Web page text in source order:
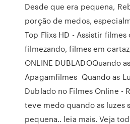
Desde que era pequena,
porção de medos,
Top Flixs HD - Assistir
filmezando, filmes em
ONLINE DUBLADOQuando
Apagamfilmes Quando as
Dublado no Filmes Online -
teve medo quando as luzes
pequena.. leia mais. Veja